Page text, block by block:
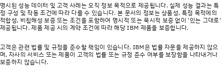
명시된 성능 데이터 및 고객 사례는 오직 정보 목적으로 제공됩니다. 실제 성능 결과는 특
정 구성 및 작동 조건에 따라 다를 수 있습니다. 본 문서의 정보는 상품성, 특정 목적에의
적합성, 비침해성 보증 또는 조건을 포함하여 명시적 또는 묵시적 보증 없이 '있는 그대로'
제공됩니다. 제품 제공 시의 계약 조건에 따라 해당 IBM 제품을 보증합니다.
고객은 관련 법률 및 규정을 준수할 책임이 있습니다. IBM은 법률 자문을 제공하지 않으
며, 자사의 서비스 또는 제품이 고객의 법률 또는 규정 준수 여부를 보장함을 나타내거나
보증하지 않습니다.